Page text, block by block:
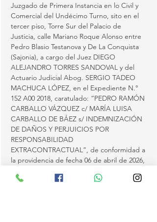
Juzgado de Primera Instancia en lo Civil y
Comercial del Undécimo Turno, sito en el
tercer piso, Torre Sur del Palacio de
Justicia, calle Mariano Roque Alonso entre
Pedro Blasio Testanova y De La Conquista
(Sajonia), a cargo del Juez DIEGO
ALEJANDRO TORRES SANDOVAL y del
Actuario Judicial Abog. SERGIO TADEO
MACHUCA LÓPEZ, en el Expediente N.°
152 A00 2018, caratulado: “PEDRO RAMÓN
CARBALLO VÁZQUEZ c/ MARÍA LUISA
CARBALLO DE BÁEZ s/ INDEMNIZACIÓN
DE DAÑOS Y PERJUICIOS POR
RESPONSABILIDAD
EXTRACONTRACTUAL”, de conformidad a
la providencia de fecha 06 de abril de 2026,
“Como se pide, ordénase la venta en